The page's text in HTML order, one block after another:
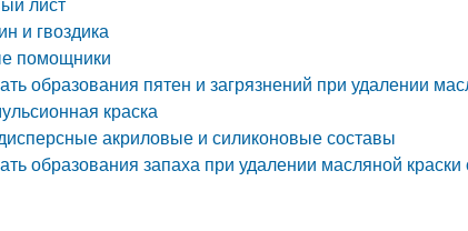
и гвоздика
помощники
образования пятен и загрязнений при удалении
краска
акриловые и силиконовые составы
образования запаха при удалении масляной краски